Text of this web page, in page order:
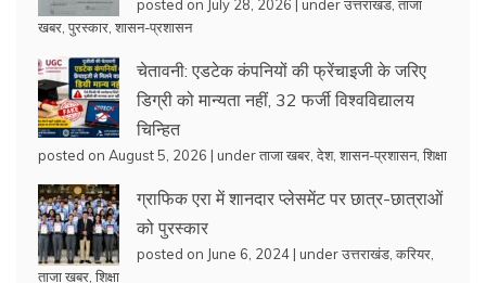
posted on July 28, 2026 underउत्तराखंड ताजा
खबर पुरस्कार शासन-प्रशासन
चेतावनी: एडटेक कंपनियों की फ्रेंचाइजी के जरिए
डिग्री को मान्यता नहीं, 32 फर्जी विश्वविद्यालय
चिन्हित
posted on August 5, 2026 | underताजा खबर देश, शासन-प्रशासन, शिक्षा
ग्राफिक एरा में शानदार प्लेसमेंट पर छात्र-छात्राओं
को पुरस्कार
posted on June 6, 2024 | underउत्तराखंड करियर
ताजा खबर शिक्षा